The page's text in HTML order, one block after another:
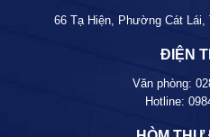
66 Tạ Hiện, Phường Cát Lái,
ĐIỆN
Văn phòng:
Hotline: